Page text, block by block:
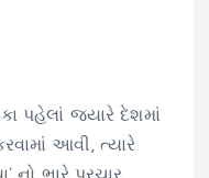
પહેલાં જ્યારે દેશમાં
આવી, ત્યારે